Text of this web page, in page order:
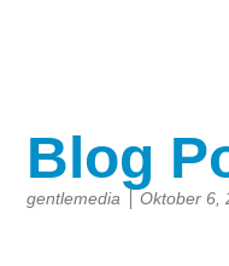
Blog
gentlemedia Oktober 6,